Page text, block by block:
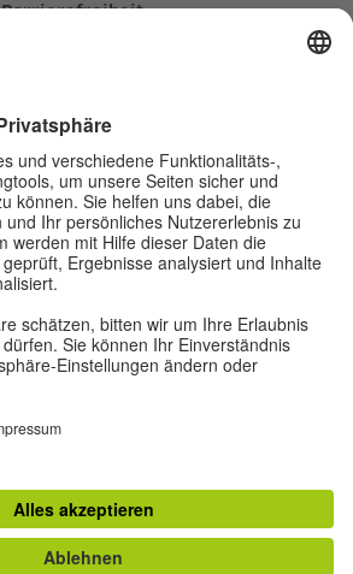
Barrierefreiheit
für möglichst viele Menschen
gemäß unser
Einstellungen
Nutzungsbedingungen